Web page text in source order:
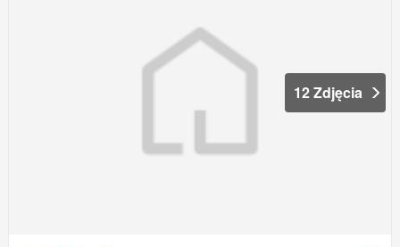
12 Zdjęcia